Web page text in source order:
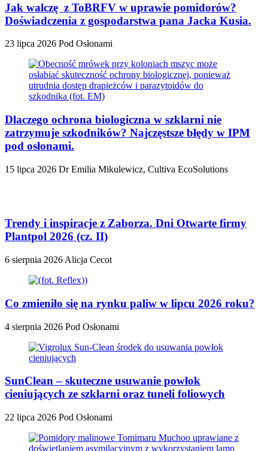
Jak walczę z ToBRFV w uprawie pomidorów?
Doświadczenia z gospodarstwa pana Jacka Kusia.
23 lipca 2026 Pod Osłonami
Dlaczego ochrona biologiczna w szklarni nie
zatrzymuje szkodników? Najczęstsze błędy w IPM
pod osłonami.
15 lipca 2026 Dr Emilia Mikulewicz, Cultiva EcoSolutions
Trendy i inspiracje z Zaborza. Dni Otwarte firmy
Plantpol 2026 (cz. II)
6 sierpnia 2026 Alicja Cecot
Co zmieniło się na rynku paliw w lipcu 2026 roku?
4 sierpnia 2026 Pod Osłonami
SunClean – skuteczne usuwanie powłok
cieniujących ze szklarni oraz tuneli foliowych
22 lipca 2026 Pod Osłonami